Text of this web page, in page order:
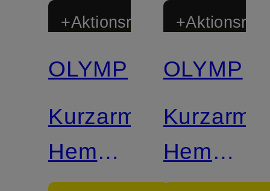
+Aktionsrabatt
Zertifiziert
OLYMP
Kurzarm-
Hemd
Zertifiziert
OLYMP
Kurzarm-
Hemd